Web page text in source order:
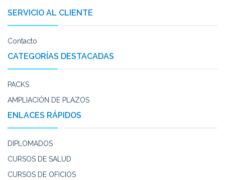
SERVICIO AL CLIENTE
Contacto
CATEGORÍAS DESTACADAS
PACKS
AMPLIACIÓN DE PLAZOS
ENLACES RÁPIDOS
DIPLOMADOS
CURSOS DE SALUD
CURSOS DE OFICIOS